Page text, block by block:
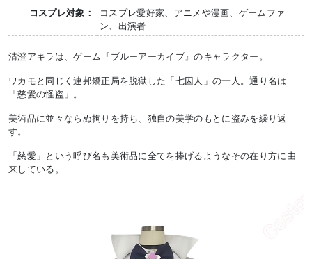
コスプレ対象：
コスプレ愛好家、アニメや漫画、ゲームファ
ン、出演者
清澄アキラは、ゲーム『ブルーアーカイブ』のキャラクター。
ワカモと同じく連邦矯正局を脱獄した「七囚人」の一人。通り名は
「慈愛の怪盗」。
美術品に並々ならぬ拘りを持ち、独自の美学のもとに盗みを繰り返
す。
「慈愛」という呼び名も美術品に全てを捧げるようなその在り方に由
来している。